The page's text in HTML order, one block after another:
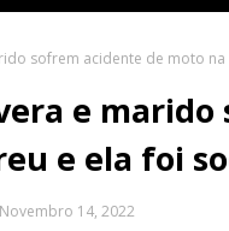
sofrem acidente de moto
e
e ela foi
14, 2022